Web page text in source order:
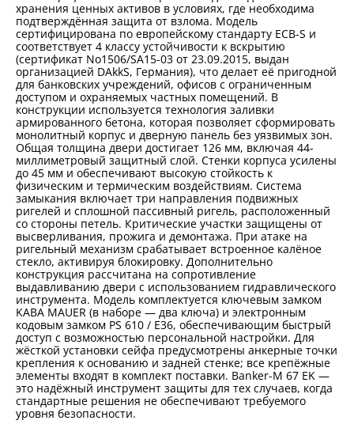
хранения ценных активов в условиях, где необходима
подтверждённая защита от взлома. Модель
сертифицирована по европейскому стандарту ECB-S и
соответствует 4 классу устойчивости к вскрытию
(сертификат No1506/SA15-03 от 23.09.2015, выдан
организацией DAkkS, Германия), что делает её пригодной
для банковских учреждений, офисов с ограниченным
доступом и охраняемых частных помещений. В
конструкции используется технология заливки
армированного бетона, которая позволяет сформировать
монолитный корпус и дверную панель без уязвимых зон.
Общая толщина двери достигает 126 мм, включая 44-
миллиметровый защитный слой. Стенки корпуса усилены
до 45 мм и обеспечивают высокую стойкость к
физическим и термическим воздействиям. Система
замыкания включает три направления подвижных
ригелей и сплошной пассивный ригель, расположенный
со стороны петель. Критические участки защищены от
высверливания, прожига и демонтажа. При атаке на
ригельный механизм срабатывает встроенное калёное
стекло, активируя блокировку. Дополнительно
конструкция рассчитана на сопротивление
выдавливанию двери с использованием гидравлического
инструмента. Модель комплектуется ключевым замком
KABA MAUER (в наборе — два ключа) и электронным
кодовым замком PS 610 / E36, обеспечивающим быстрый
доступ с возможностью персональной настройки. Для
жёсткой установки сейфа предусмотрены анкерные точки
крепления к основанию и задней стенке; все крепёжные
элементы входят в комплект поставки. Banker-M 67 EK —
это надёжный инструмент защиты для тех случаев, когда
стандартные решения не обеспечивают требуемого
уровня безопасности.